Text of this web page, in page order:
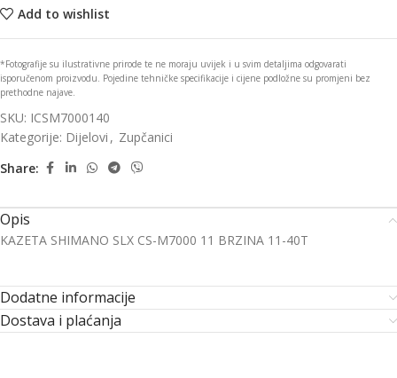
Add to wishlist
*Fotografije su ilustrativne prirode te ne moraju uvijek i u svim detaljima odgovarati
isporučenom proizvodu. Pojedine tehničke specifikacije i cijene podložne su promjeni bez
prethodne najave.
SKU: ICSM7000140
Kategorije: Dijelovi , Zupčanici
Share:
Opis
KAZETA SHIMANO SLX CS-M7000 11 BRZINA 11-40T
Dodatne informacije
Dostava i plaćanja